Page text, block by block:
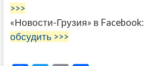
>>>
«Новости-Грузия» в Facebook:
обсудить >>>